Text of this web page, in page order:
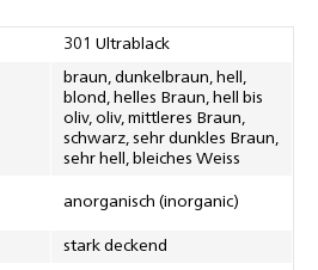
301 Ultrablack
braun, dunkelbraun, hell,
blond, helles Braun, hell bis
oliv, oliv, mittleres Braun,
schwarz, sehr dunkles Braun,
sehr hell, bleiches Weiss
anorganisch (inorganic)
stark deckend